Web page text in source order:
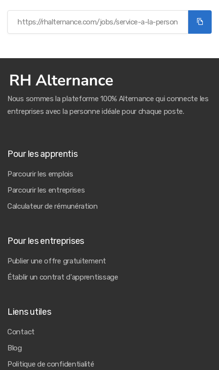
Nous sommes la plateforme 100% Alternance qui connecte les
entreprises avec la personne idéale pour chaque poste.
Pour les apprentis
Parcourir les emplois
Parcourir les entreprises
Calculateur de rémunération
Pour les entreprises
Publier une offre gratuitement
Établir un contrat d'apprentissage
Liens utiles
Contact
Blog
Politique de confidentialité